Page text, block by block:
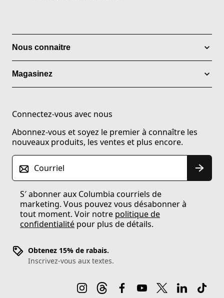
Nous connaitre
Magasinez
Connectez-vous avec nous
Abonnez-vous et soyez le premier à connaître les
nouveaux produits, les ventes et plus encore.
Courriel
S′ abonner aux Columbia courriels de
marketing. Vous pouvez vous désabonner à
tout moment. Voir notre politique de
confidentialité pour plus de détails.
Obtenez 15% de rabais.
Inscrivez-vous aux textes.